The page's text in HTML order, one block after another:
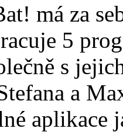
má za
5
s
a
aplikace